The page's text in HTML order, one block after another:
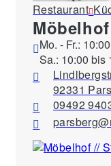
Restaurant
Mo. - Fr.:
Sa.: 10:00 bis
92331
09492